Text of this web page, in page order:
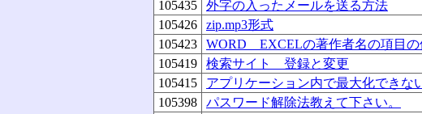
105435
外字の入ったメールを送る方法
105426
zip.mp3形式
105423
WORD EXCELの著作者名の項目の
105419
検索サイト 登録と変更
105415
アプリケーション内で最大化できな
105398
パスワード解除法教えて下さい。